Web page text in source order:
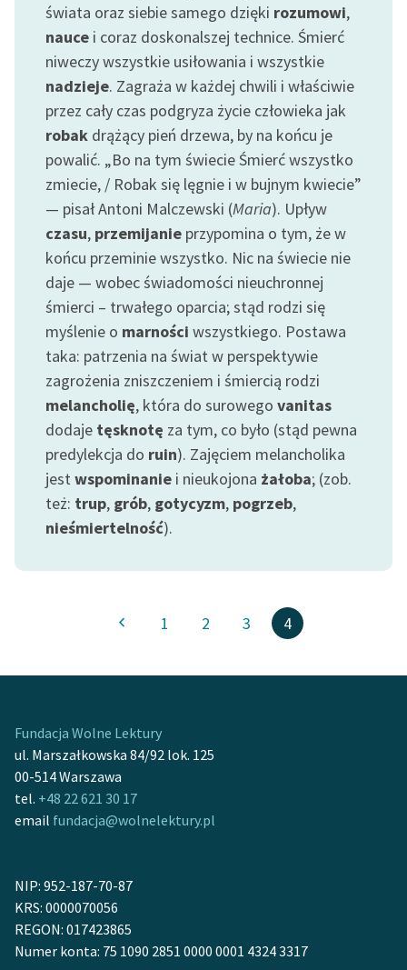
świata oraz siebie samego dzięki rozumowi,
nauce i coraz doskonalszej technice. Śmierć
niweczy wszystkie usiłowania i wszystkie
nadzieje. Zagraża w każdej chwili i właściwie
przez cały czas podgryza życie człowieka jak
robak drążący pień drzewa, by na końcu je
powalić. „Bo na tym świecie Śmierć wszystko
zmiecie, / Robak się lęgnie i w bujnym kwiecie”
— pisał Antoni Malczewski (Maria). Upływ
czasu, przemijanie przypomina o tym, że w
końcu przeminie wszystko. Nic na świecie nie
daje — wobec świadomości nieuchronnej
śmierci – trwałego oparcia; stąd rodzi się
myślenie o marności wszystkiego. Postawa
taka: patrzenia na świat w perspektywie
zagrożenia zniszczeniem i śmiercią rodzi
melancholię, która do surowego vanitas
dodaje tęsknotę za tym, co było (stąd pewna
predylekcja do ruin). Zajęciem melancholika
jest wspominanie i nieukojona żałoba; (zob.
też: trup, grób, gotycyzm, pogrzeb,
nieśmiertelność).
1 2 3 4
Fundacja Wolne Lektury
ul. Marszałkowska 84/92 lok. 125
00-514 Warszawa
tel. +48 22 621 30 17
email fundacja@wolnelektury.pl
NIP: 952-187-70-87
KRS: 0000070056
REGON: 017423865
Numer konta: 75 1090 2851 0000 0001 4324 3317